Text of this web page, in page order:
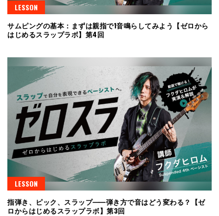
LESSON
サムピングの基本：まずは親指で1音鳴らしてみよう【ゼロから
はじめるスラップラボ】第4回
LESSON
指弾き、ピック、スラップ⸺弾き方で音はどう変わる？【ゼ
ロからはじめるスラップラボ】第3回